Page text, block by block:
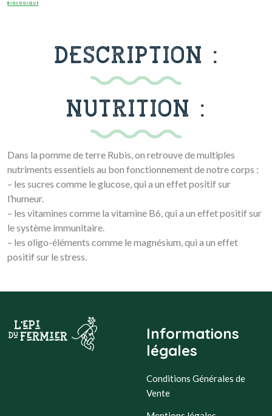
DESCRIPTION :
NUTRITION :
Dans la pomme de terre Rubis, on retrouve de multiples
nutriments essentiels au bon fonctionnement de notre corps :
– les sucres comme le glucose, qui a un effet positif sur
l’humeur.
– les vitamines comme la vitamine B6, qui a un effet positif sur
le système immunitaire.
– les oligo-éléments comme le magnésium, qui a un effet
positif sur le stress.
Informations
légales
Conditions Générales de
Vente